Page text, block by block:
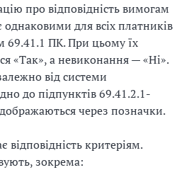
про відповідність вимогам
для всіх платників
69.41.1 ПК. При цьому їх
«Так», а невиконання — «Ні».
від системи
до підпунктів 69.41.2.1-
через позначки.
відповідність критеріям.
зокрема: